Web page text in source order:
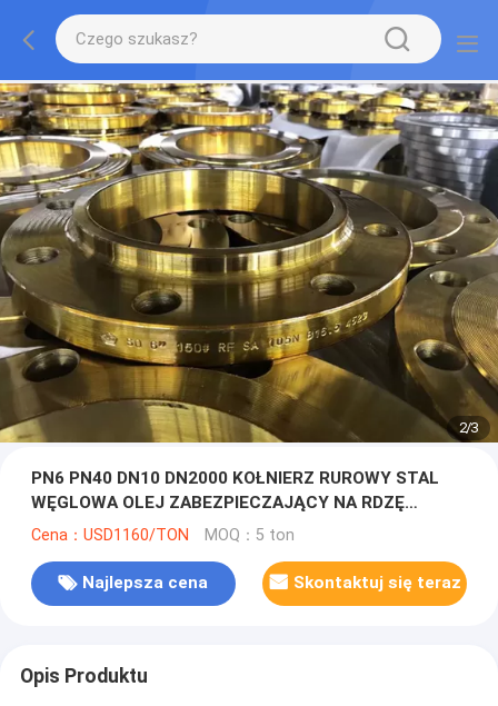
2/3
PN6 PN40 DN10 DN2000 KOŁNIERZ RUROWY STAL
WĘGLOWA OLEJ ZABEZPIECZAJĄCY NA RDZĘ
EN1092-1 DIN
Cena：USD1160/TON MOQ：5 ton
Najlepsza cena Skontaktuj się teraz
Opis Produktu